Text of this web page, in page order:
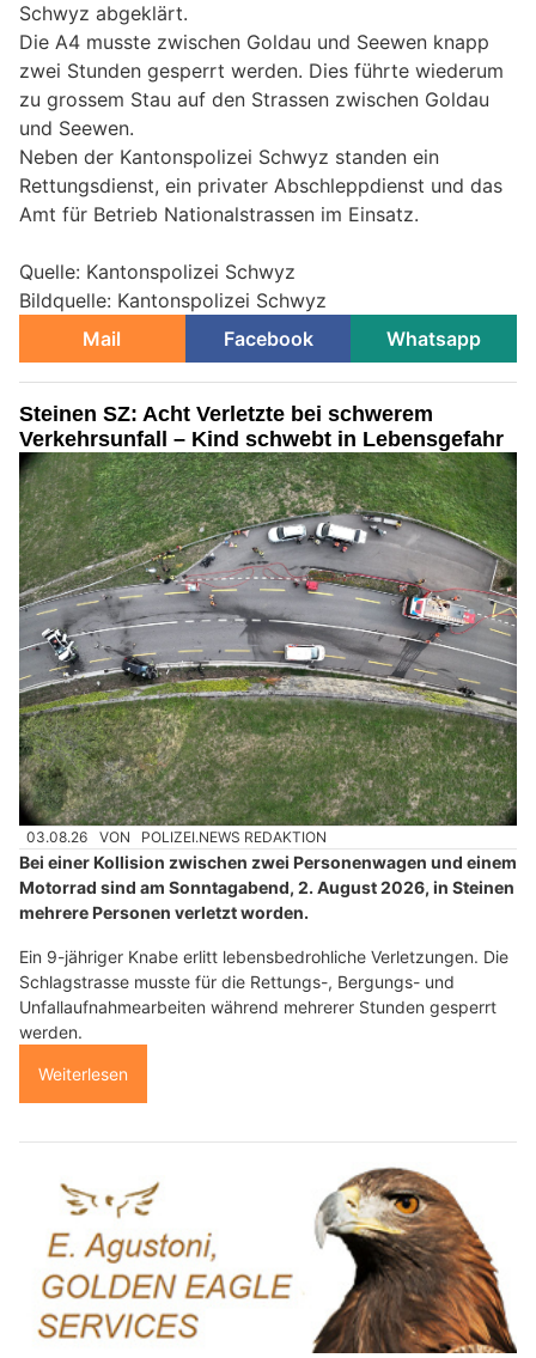
Schwyz abgeklärt.
Die A4 musste zwischen Goldau und Seewen knapp
zwei Stunden gesperrt werden. Dies führte wiederum
zu grossem Stau auf den Strassen zwischen Goldau
und Seewen.
Neben der Kantonspolizei Schwyz standen ein
Rettungsdienst, ein privater Abschleppdienst und das
Amt für Betrieb Nationalstrassen im Einsatz.
Quelle: Kantonspolizei Schwyz
Bildquelle: Kantonspolizei Schwyz
Mail
Facebook Whatsapp
Steinen SZ: Acht Verletzte bei schwerem
Verkehrsunfall – Kind schwebt in Lebensgefahr
03.08.26 VON POLIZEI.NEWS REDAKTION
Bei einer Kollision zwischen zwei Personenwagen und einem
Motorrad sind am Sonntagabend, 2. August 2026, in Steinen
mehrere Personen verletzt worden.
Ein 9-jähriger Knabe erlitt lebensbedrohliche Verletzungen. Die
Schlagstrasse musste für die Rettungs-, Bergungs- und
Unfallaufnahmearbeiten während mehrerer Stunden gesperrt
werden.
Weiterlesen